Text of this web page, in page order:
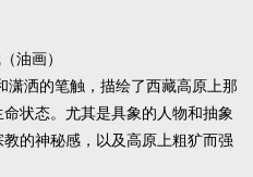
油画）
洒的笔触，描绘了西藏高原上那
状态。尤其是具象的人物和抽象
的神秘感，以及高原上粗犷而强